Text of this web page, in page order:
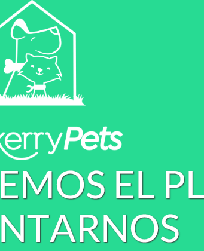
EMOS EL P
NTARNOS